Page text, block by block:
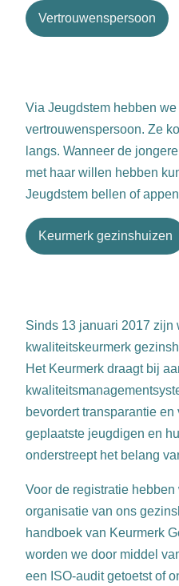
Vertrouwenspersoon
Via Jeugdstem hebben
vertrouwenspersoon. Ze
langs. Wanneer de
met haar willen hebben
Jeugdstem bellen of
Keurmerk gezinshuizen
Sinds 13 januari 2017 zijn
kwaliteitskeurmerk
Het Keurmerk draagt bij
bevordert transparantie
geplaatste jeugdigen en
onderstreept het belang
Voor de registratie
organisatie van ons
handboek van Keurmerk
worden we door middel
een ISO-audit getoetst of